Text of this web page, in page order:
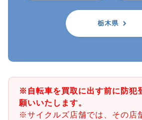
栃木県
※自転車を買取に出す前に防犯
願いいたします。
※サイクルズ店舗では、その店